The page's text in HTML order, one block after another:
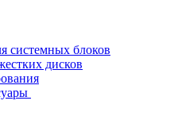
системных блоков
дисков